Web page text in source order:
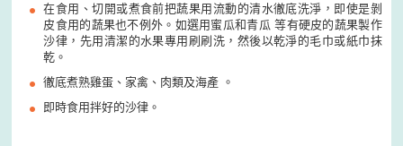
在食用、切開或煮食前把蔬果用流動的清水徹底洗淨，即使是剝
皮食用的蔬果也不例外。如選用蜜瓜和青瓜 等有硬皮的蔬果製作
沙律，先用清潔的水果專用刷刷洗，然後以乾淨的毛巾或紙巾抹
乾。
徹底煮熟雞蛋、家禽、肉類及海產 。
即時食用拌好的沙律。